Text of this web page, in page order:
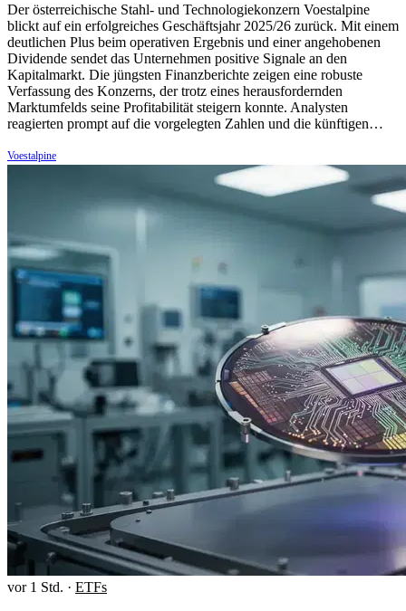
Der österreichische Stahl- und Technologiekonzern Voestalpine
blickt auf ein erfolgreiches Geschäftsjahr 2025/26 zurück. Mit einem
deutlichen Plus beim operativen Ergebnis und einer angehobenen
Dividende sendet das Unternehmen positive Signale an den
Kapitalmarkt. Die jüngsten Finanzberichte zeigen eine robuste
Verfassung des Konzerns, der trotz eines herausfordernden
Marktumfelds seine Profitabilität steigern konnte. Analysten
reagierten prompt auf die vorgelegten Zahlen und die künftigen…
Voestalpine
vor 1 Std. · ETFs